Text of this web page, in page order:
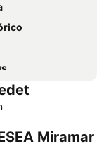
Banus
Miramar